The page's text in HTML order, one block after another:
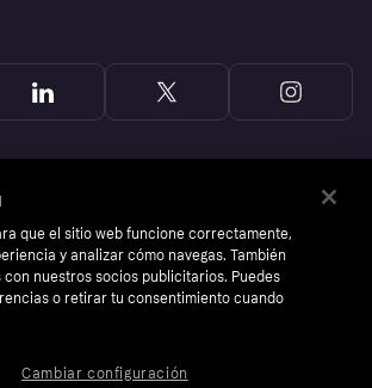
que el sitio web funcione correctamente,
y analizar cómo navegas. También
nuestros socios publicitarios. Puedes
o retirar tu consentimiento cuando
Cambiar configuración